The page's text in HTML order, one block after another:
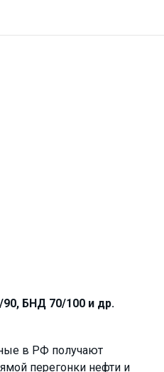
БНД 70/100 и др.
в РФ получают
перегонки нефти и